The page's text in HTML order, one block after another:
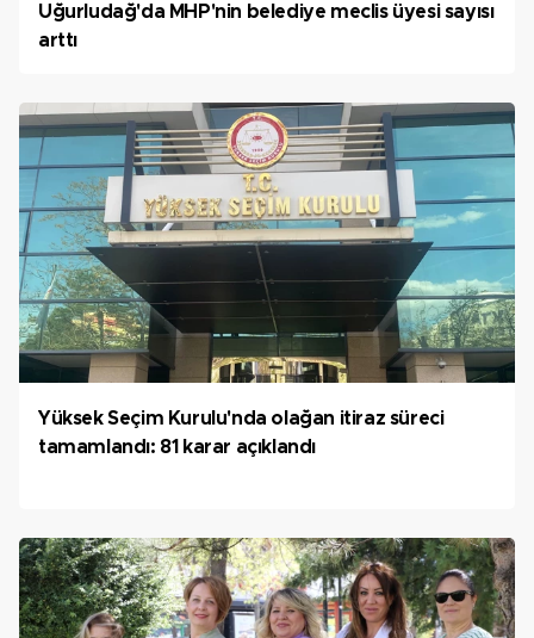
Uğurludağ'da MHP'nin belediye meclis üyesi sayısı
arttı
Yüksek Seçim Kurulu'nda olağan itiraz süreci
tamamlandı: 81 karar açıklandı